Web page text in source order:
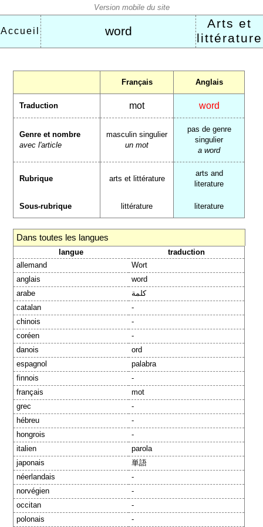
Accueil word
Arts et
littérature
Français Anglais
Traduction mot word
Genre et nombre
avec l'article
masculin singulier
un mot
pas de genre
singulier
a word
Rubrique arts et littérature
arts and
literature
Sous-rubrique littérature literature
Dans toutes les langues
langue
traduction
allemand
Wort
anglais
word
arabe
كلمة
catalan
-
chinois
-
coréen
-
danois
ord
espagnol
palabra
finnois
-
français
mot
grec
-
hébreu
-
hongrois
-
italien
parola
japonais
単語
néerlandais
-
norvégien
-
occitan
-
polonais
-